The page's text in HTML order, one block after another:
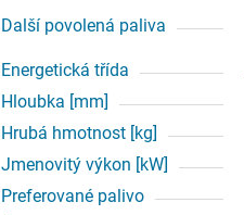
Další povolená paliva
Energetická třída
Hloubka [mm]
Hrubá hmotnost [kg]
Jmenovitý výkon [kW]
Preferované palivo